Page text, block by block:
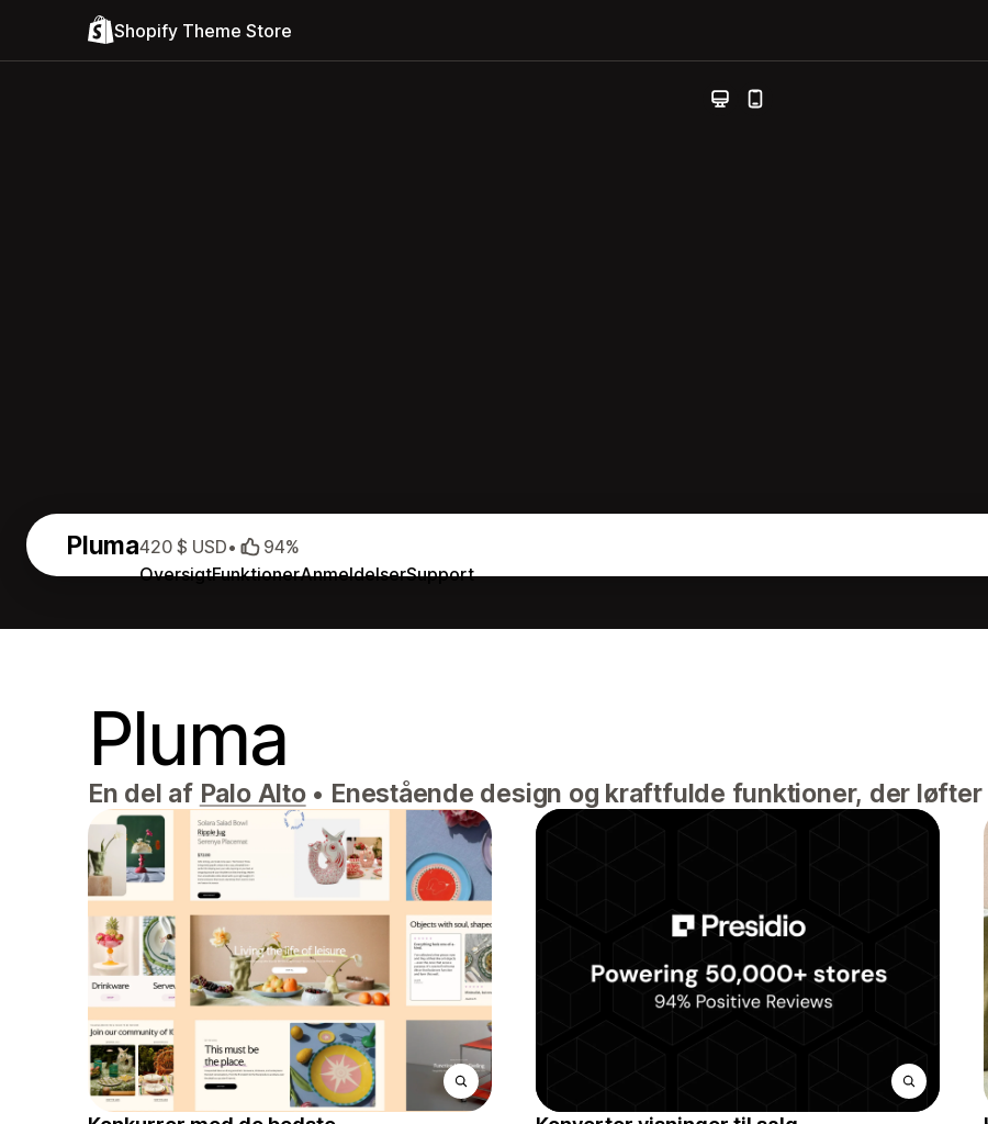
Shopify Theme Store
Pluma
OversigtFunktionerAnmeldelserSupport
420 $ USD• 94%
Pluma
En del af Palo Alto • Enestående design og kraftfulde funktioner, der løfter